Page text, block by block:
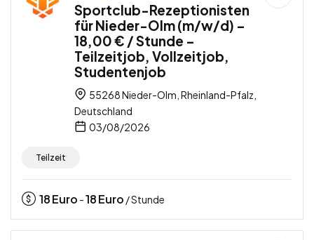
Sportclub-Rezeptionisten
für Nieder-Olm (m/w/d) –
18,00 € / Stunde –
Teilzeitjob, Vollzeitjob,
Studentenjob
55268 Nieder-Olm, Rheinland-Pfalz,
Deutschland
03/08/2026
Teilzeit
18Euro -18Euro / Stunde